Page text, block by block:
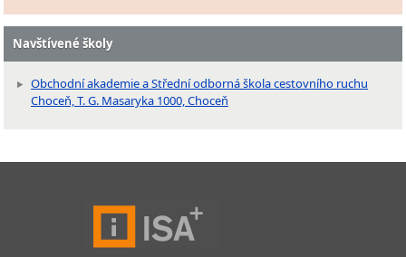
Navštívené školy
Obchodní akademie a Střední odborná škola cestovního ruchu
Choceň, T. G. Masaryka 1000, Choceň